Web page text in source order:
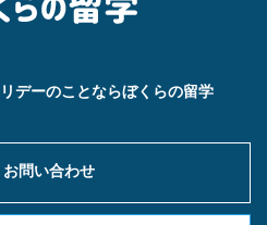
デーのことならぼくらの留学
お問い合わせ